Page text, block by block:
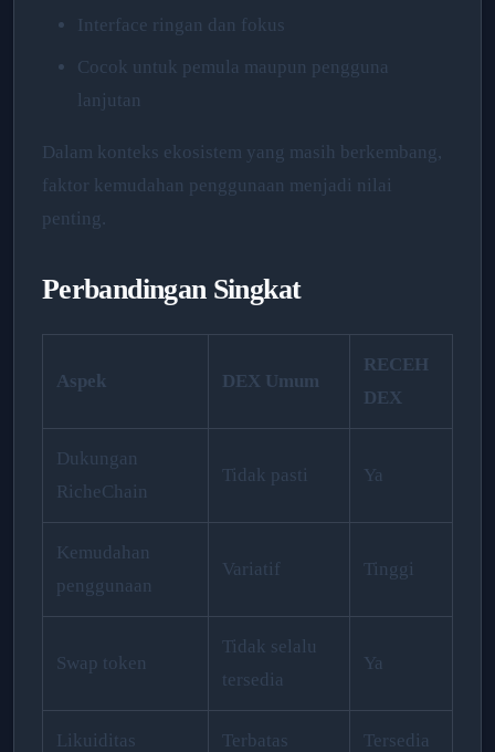
Interface ringan dan fokus
Cocok untuk pemula maupun pengguna
lanjutan
Dalam konteks ekosistem yang masih berkembang,
faktor kemudahan penggunaan menjadi nilai
penting.
Perbandingan Singkat
Aspek DEX Umum
RECEH
DEX
Dukungan
RicheChain
Tidak pasti Ya
Kemudahan
penggunaan
Variatif Tinggi
Swap token
Tidak selalu
tersedia
Ya
Likuiditas Terbatas Tersedia